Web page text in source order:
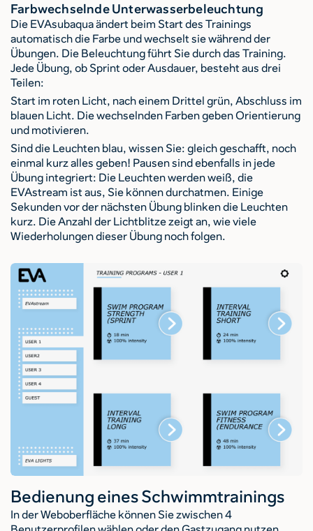
Farbwechselnde Unterwasserbeleuchtung
Die EVAsubaqua ändert beim Start des Trainings
automatisch die Farbe und wechselt sie während der
Übungen. Die Beleuchtung führt Sie durch das Training.
Jede Übung, ob Sprint oder Ausdauer, besteht aus drei
Teilen:
Start im roten Licht, nach einem Drittel grün, Abschluss im
blauen Licht. Die wechselnden Farben geben Orientierung
und motivieren.
Sind die Leuchten blau, wissen Sie: gleich geschafft, noch
einmal kurz alles geben! Pausen sind ebenfalls in jede
Übung integriert: Die Leuchten werden weiß, die
EVAstream ist aus, Sie können durchatmen. Einige
Sekunden vor der nächsten Übung blinken die Leuchten
kurz. Die Anzahl der Lichtblitze zeigt an, wie viele
Wiederholungen dieser Übung noch folgen.
Bedienung eines Schwimmtrainings
In der Weboberfläche können Sie zwischen 4